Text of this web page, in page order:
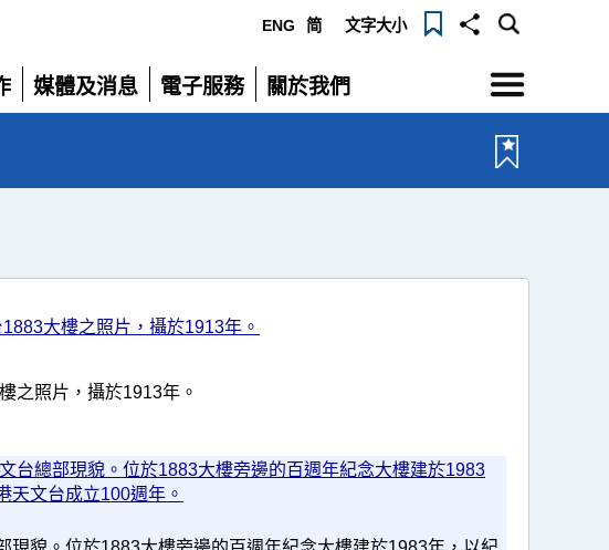
ENG 简 文字大小
媒體及消息
展
電子服務
展
關於我們
展
選
單
之照片，攝於1913年。